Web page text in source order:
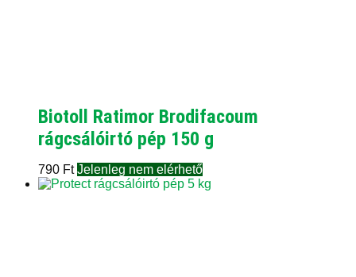
Biotoll Ratimor Brodifacoum
rágcsálóirtó pép 150 g
790 Ft Jelenleg nem elérhető